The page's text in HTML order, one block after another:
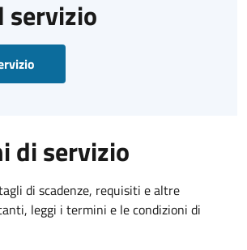
servizio
di servizio
di scadenze, requisiti e altre
leggi i termini e le condizioni di